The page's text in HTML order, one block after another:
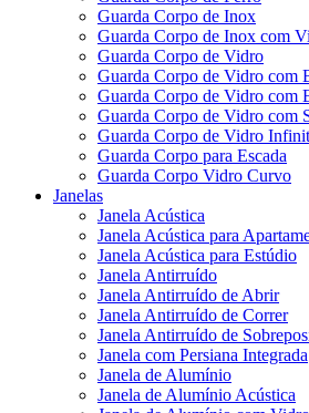
Guarda Corpo de Inox
Guarda Corpo de Inox com
Guarda Corpo de Vidro
Guarda Corpo de Vidro com
Guarda Corpo de Vidro com
Guarda Corpo de Vidro com
Guarda Corpo de Vidro
Guarda Corpo para Escada
Guarda Corpo Vidro Curvo
Janelas
Janela Acústica
Janela Acústica para
Janela Acústica para Estúdio
Janela Antirruído
Janela Antirruído de Abrir
Janela Antirruído de Correr
Janela Antirruído de
Janela com Persiana Integrada
Janela de Alumínio
Janela de Alumínio Acústica